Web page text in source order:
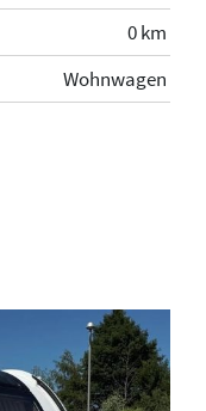
0 km
Wohnwagen